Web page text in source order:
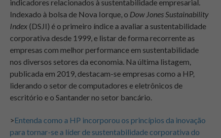
indicadores relacionados à sustentabilidade empresarial.
Indexado à bolsa de Nova Iorque, o Dow Jones Sustainability
Index (DSJI) é o primeiro índice a avaliar a sustentabilidade
corporativa desde 1999, e listar de forma recorrente as
empresas com melhor performance em sustentabilidade
nos diversos setores da economia. Na última listagem,
publicada em 2019, destacam-se empresas como a HP,
liderando o setor de computadores e eletrônicos de
escritório e o Santander no setor bancário.
>Entenda como a HP incorporou os princípios da inovação
para tornar-se a líder de sustentabilidade corporativa do